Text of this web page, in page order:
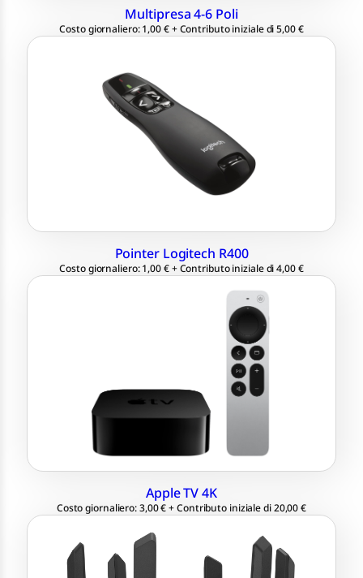
Multipresa 4-6 Poli
Costo giornaliero: 1,00 € + Contributo iniziale di 5,00 €
Pointer Logitech R400
Costo giornaliero: 1,00 € + Contributo iniziale di 4,00 €
Plug-and-play
Ricevitore USB
Raggio d’azione: 15 metri
Apple TV 4K
Costo giornaliero: 3,00 € + Contributo iniziale di 20,00 €
Telecomando e Apple Remote
CPU quad-core 1,7 GHz
fino a 7800 Mbps